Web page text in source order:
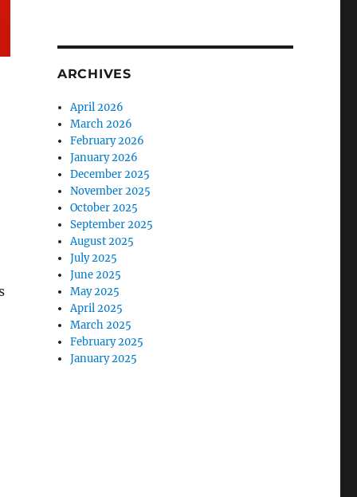
ARCHIVES
April 2026
March 2026
February 2026
January 2026
December 2025
November 2025
October 2025
September 2025
August 2025
July 2025
June 2025
May 2025
April 2025
March 2025
February 2025
January 2025